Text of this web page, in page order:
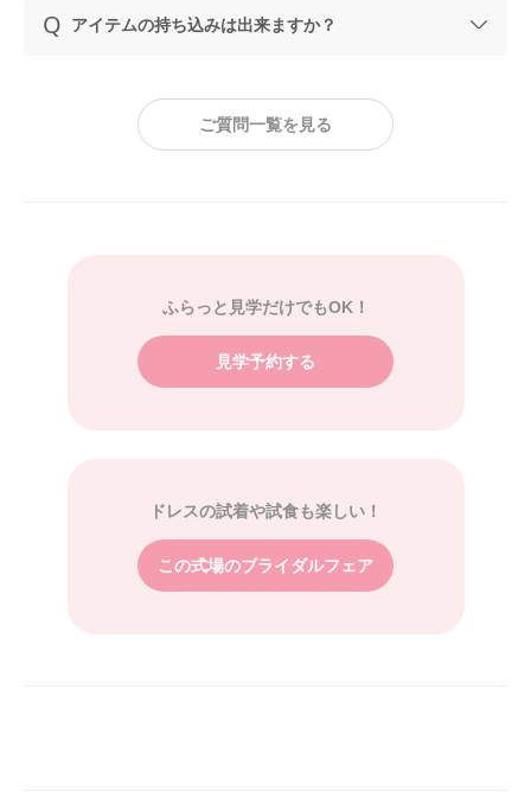
アイテムの持ち込みは出来ますか？
ご質問一覧を見る
ふらっと見学だけでもOK！
見学予約する
ドレスの試着や試食も楽しい！
この式場のブライダルフェア